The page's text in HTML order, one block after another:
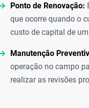
Ponto de Renovação:
que ocorre quando o
custo de capital de
Manutenção
operação no campo
realizar as revisões